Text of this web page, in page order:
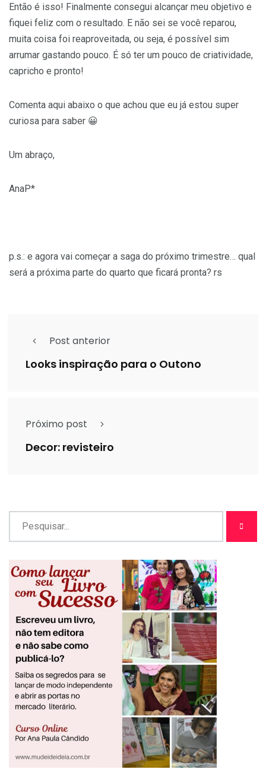
Então é isso! Finalmente consegui alcançar meu objetivo e
fiquei feliz com o resultado. E não sei se você reparou,
muita coisa foi reaproveitada, ou seja, é possível sim
arrumar gastando pouco. É só ter um pouco de criatividade,
capricho e pronto!
Comenta aqui abaixo o que achou que eu já estou super
curiosa para saber 😀
Um abraço,
AnaP*
p.s.: e agora vai começar a saga do próximo trimestre… qual
será a próxima parte do quarto que ficará pronta? rs
Post anterior
Looks inspiração para o Outono
Próximo post
Decor: revisteiro